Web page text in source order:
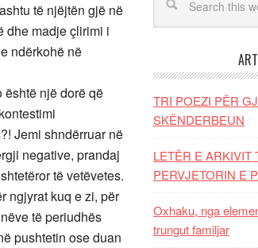
të njëjtën gjë në
dhe madje çlirimi i
ndërkohë në
është një dorë që
Jemi shndërruar në
negative, prandaj
të vetëvetes.
ngjyrat kuq e zi, për
të periudhës
pushtetin ose duan
TRI POEZI PËR
SKËNDERBEUN
LETËR E ARKIVIT
PERVJETORIN E
Oxhaku, nga
trungut familjar